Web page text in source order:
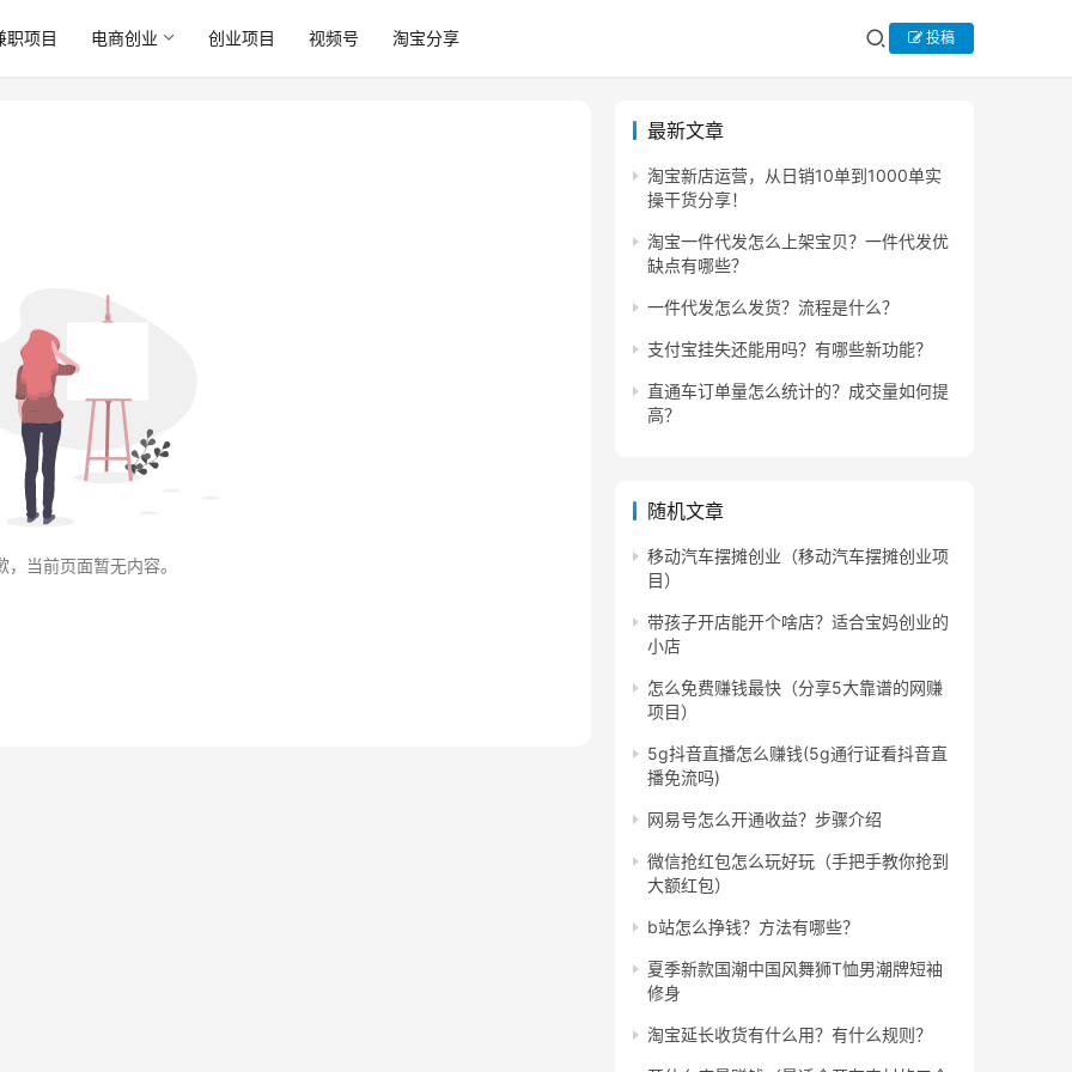
职项目 电商创业 创业项目 视频号 淘宝分享 投稿
，当前页面暂无内容。
最新文章
淘宝新店运营，从日销10单到1000单实
操干货分享！
淘宝一件代发怎么上架宝贝？一件代发优
缺点有哪些？
一件代发怎么发货？流程是什么？
支付宝挂失还能用吗？有哪些新功能？
直通车订单量怎么统计的？成交量如何提
高？
随机文章
移动汽车摆摊创业（移动汽车摆摊创业项
目）
带孩子开店能开个啥店？适合宝妈创业的
小店
怎么免费赚钱最快（分享5大靠谱的网赚
项目）
5g抖音直播怎么赚钱(5g通行证看抖音直
播免流吗)
网易号怎么开通收益？步骤介绍
微信抢红包怎么玩好玩（手把手教你抢到
大额红包）
b站怎么挣钱？方法有哪些？
夏季新款国潮中国风舞狮T恤男潮牌短袖
修身
淘宝延长收货有什么用？有什么规则？